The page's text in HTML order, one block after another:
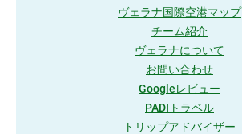
ヴェラナ国際空港マップ
チーム紹介
ヴェラナについて
お問い合わせ
Googleレビュー
PADIトラベル
トリップアドバイザー